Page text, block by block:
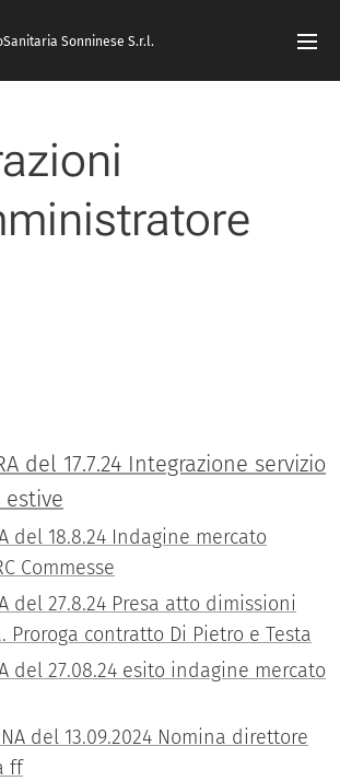
Sonninese S.r.l.
del 17.7.24 Integrazione servizio
estive
del 18.8.24 Indagine mercato
Commesse
del 27.8.24 Presa atto dimissioni
Proroga contratto Di Pietro e Testa
del 27.08.24 esito indagine mercato
del 13.09.2024 Nomina direttore
ff